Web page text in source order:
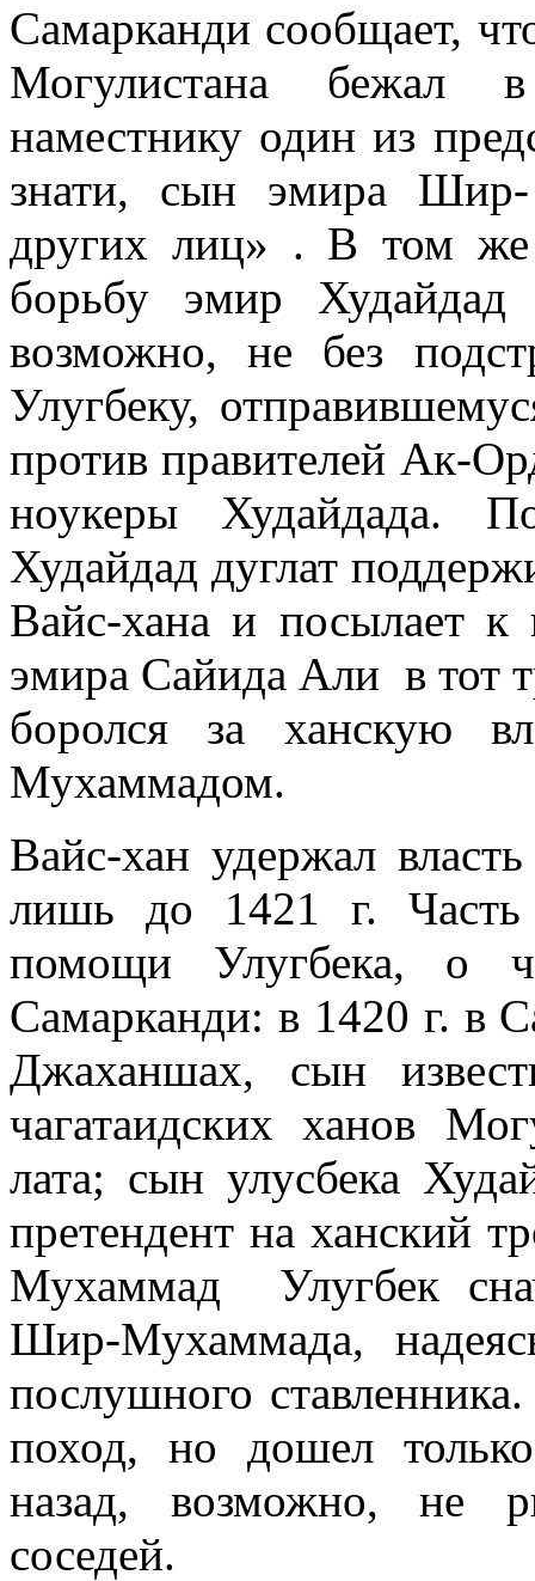
Самарканди сообщает,
Могулистана бежал
наместнику один из
знати, сын эмира Шир-
других лиц» . В том же
борьбу эмир Худайдад
возможно, не без
Улугбеку,
против правителей Ак-
ноукеры Худайдада.
Худайдад дуглат
Вайс-хана и посылает
эмира Сайида Али в тот
боролся за ханскую
Мухаммадом.
Вайс-хан удержал
лишь до 1421 г. Часть
помощи Улугбека, о
Самарканди: в 1420 г. в
Джаханшах, сын
чагатаидских ханов
лата; сын улусбека
претендент на ханский
Мухаммад Улугбек
Шир-Мухаммада,
послушного
поход, но дошел
назад, возможно, не
соседей.